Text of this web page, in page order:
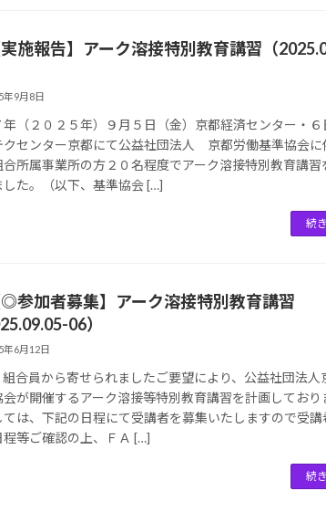
施報告】アーク溶接特別教育講習（
年9月8日
（２０２５年）９月５日（金）京都経済センター・６
クセンター京都にて公益社団法人 京都労働基準協会に
合所属事業所の方２０名程度でアーク溶接特別教育講習
した。（以下、基準協会 […]
続
参加者募集】アーク溶接特別教育講習
06）
年6月12日
組合員から寄せられましたご要望により、公益社団法人
会が開催するアーク溶接等特別教育講習を計画しており
ては、下記の日程にて受講者を募集いたしますので受講
程等ご確認の上、ＦＡ […]
続